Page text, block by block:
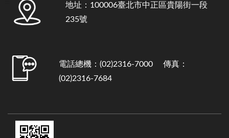
地址：100006臺北市中正區貴陽街一段
235號
電話總機：(02)2316-7000 傳真：
(02)2316-7684